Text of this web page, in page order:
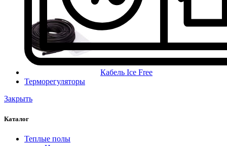
Кабель Ice Free
Терморегуляторы
Закрыть
Каталог
Теплые полы